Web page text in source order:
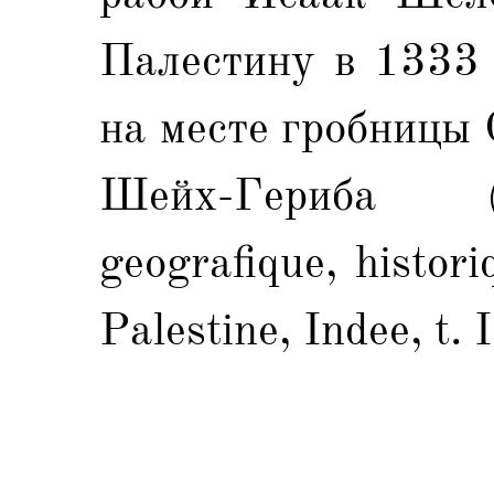
Палестину в 1333
на месте
Шейх-Гериба
geografique,
Palestine, Indee,